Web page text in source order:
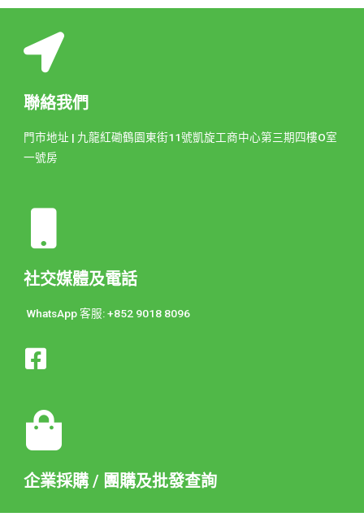
聯絡我們
門市地址 | 九龍紅磡鶴園東街11號凱旋工商中心第三期四樓O室
一號房
社交媒體及電話
WhatsApp 客服: +852 9018 8096
企業採購 / 團購及批發查詢